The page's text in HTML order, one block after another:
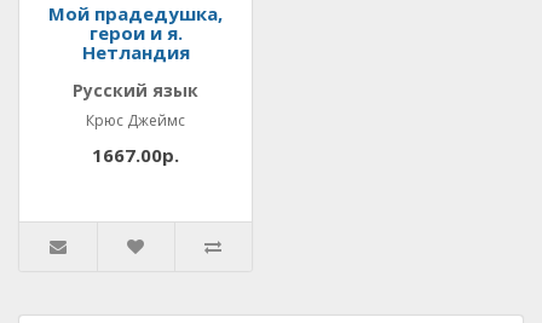
Мой прадедушка,
герои и я.
Нетландия
Русский язык
Крюс Джеймс
1667.00р.